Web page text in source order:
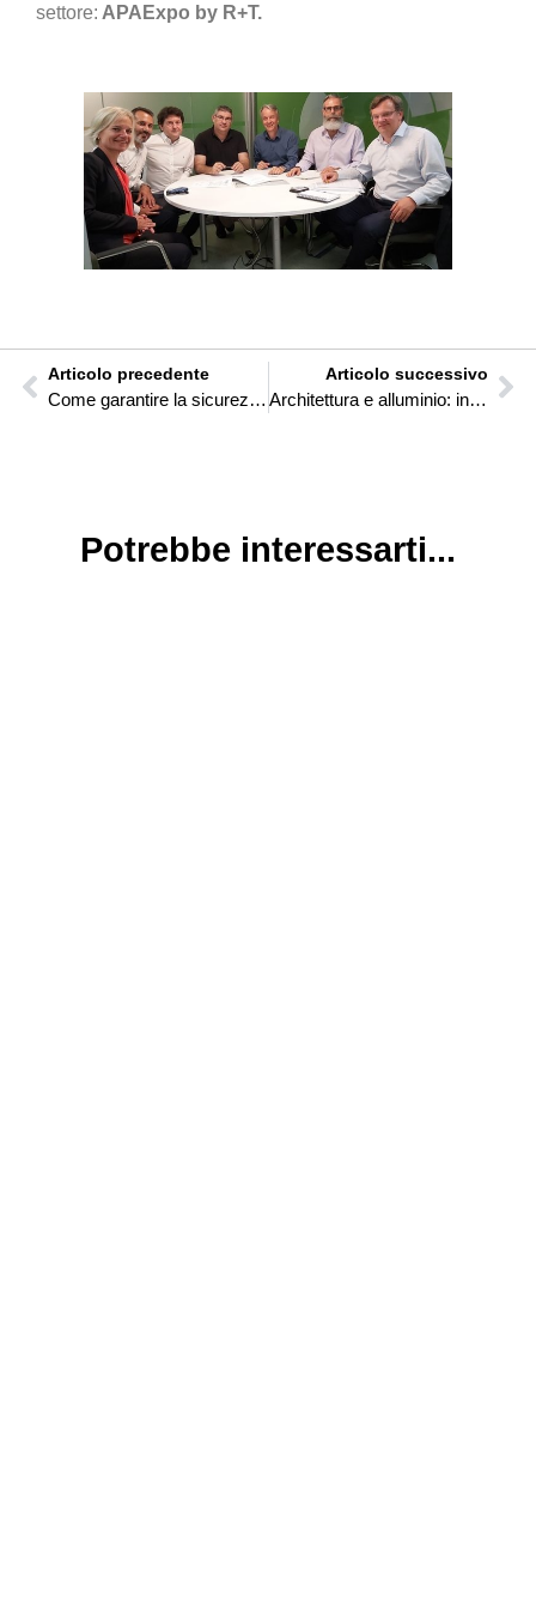
settore: APAExpo by R+T.
Articolo precedente
Come garantire la sicurezza con le porte avvolgibili in alluminio
Articolo successivo
Architettura e alluminio: innovazione e costruzione con materiali sostenibili
Potrebbe interessarti...